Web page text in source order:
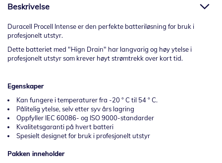
Beskrivelse
Duracell Procell Intense er den perfekte batteriløsning for bruk i
profesjonelt utstyr.
Dette batteriet med "Hign Drain" har langvarig og høy ytelse i
profesjonelt utstyr som krever høyt strømtrekk over kort tid.
Egenskaper
Kan fungere i temperaturer fra -20 ° C til 54 ° C.
Pålitelig ytelse, selv etter syv års lagring
Oppfyller IEC 60086- og ISO 9000-standarder
Kvalitetsgaranti på hvert batteri
Spesielt designet for bruk i profesjonelt utstyr
Pakken inneholder